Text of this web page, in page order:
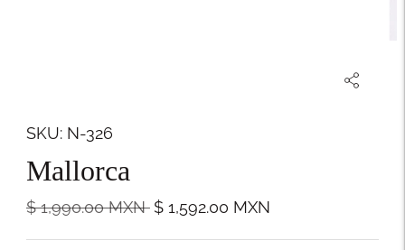
SKU: N-326
Mallorca
$ 1,990.00MXNPrecio
$ 1,592.00 MXN